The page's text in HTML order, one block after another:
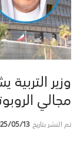
وزير
مجالي
تم النشر بتاريخ05/13